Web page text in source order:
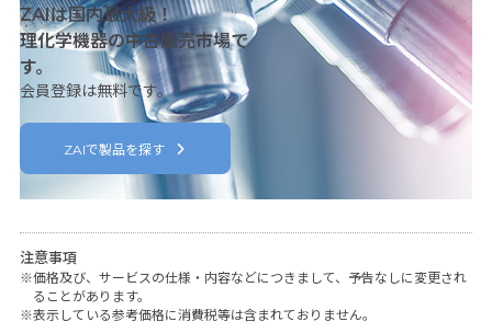
ZAIは国内最大級！
理化学機器の中古販売市場で
す。
会員登録は無料です。
ZAIで製品を探す
注意事項
価格及び、サービスの仕様・内容などにつきまして、予告なしに変更され
ることがあります。
表示している参考価格に消費税等は含まれておりません。